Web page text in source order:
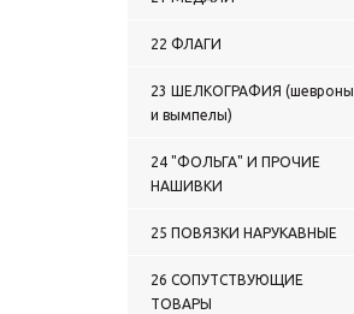
22 ФЛАГИ
23 ШЕЛКОГРАФИЯ (шевроны
и вымпелы)
24 "ФОЛЬГА" И ПРОЧИЕ
НАШИВКИ
25 ПОВЯЗКИ НАРУКАВНЫЕ
26 СОПУТСТВУЮЩИЕ
ТОВАРЫ